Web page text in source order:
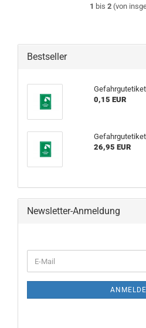
1 bis 2 (von
Bestseller
0,15 EUR
26,95 EUR
Newsletter-Anmeldung
ZUR
E-
Mail